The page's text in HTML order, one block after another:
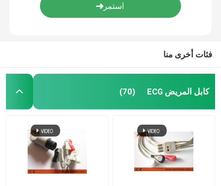
فئات أخرى منا
كابل المريض ECG (70)